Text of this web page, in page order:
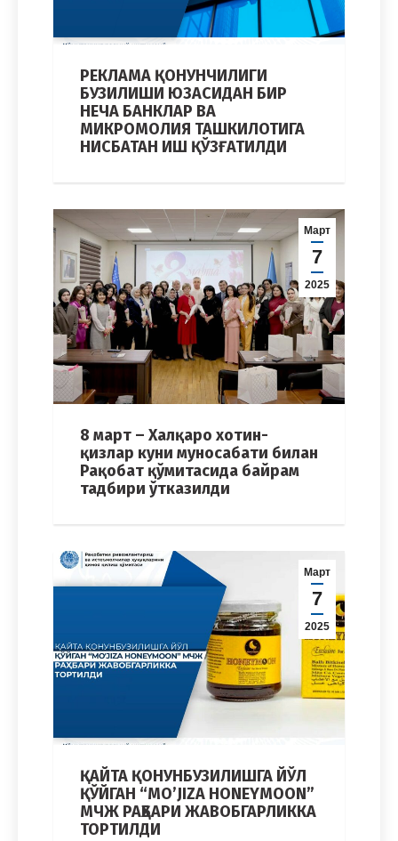
РЕКЛАМА ҚОНУНЧИЛИГИ
БУЗИЛИШИ ЮЗАСИДАН БИР
НЕЧА БАНКЛАР ВА
МИКРОМОЛИЯ ТАШКИЛОТИГА
НИСБАТАН ИШ ҚЎЗҒАТИЛДИ
Март
7
2025
8 март – Халқаро хотин-
қизлар куни муносабати билан
Рақобат қўмитасида байрам
тадбири ўтказилди
Март
7
2025
ҚАЙТА ҚОНУНБУЗИЛИШГА ЙЎЛ
ҚЎЙГАН “MO’JIZA HONEYMOON”
МЧЖ РАҲБАРИ ЖАВОБГАРЛИККА
ТОРТИЛДИ